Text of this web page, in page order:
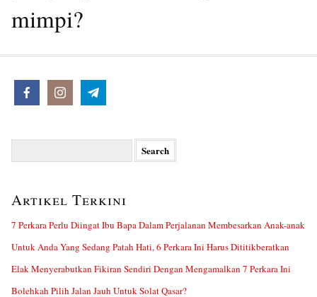
mimpi?
Artikel Terkini
7 Perkara Perlu Diingat Ibu Bapa Dalam Perjalanan Membesarkan Anak-anak
Untuk Anda Yang Sedang Patah Hati, 6 Perkara Ini Harus Dititikberatkan
Elak Menyerabutkan Fikiran Sendiri Dengan Mengamalkan 7 Perkara Ini
Bolehkah Pilih Jalan Jauh Untuk Solat Qasar?